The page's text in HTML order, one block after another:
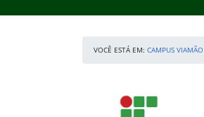
VOCÊ ESTÁ EM: CAMPUS VIAMÃO
Início da navegação